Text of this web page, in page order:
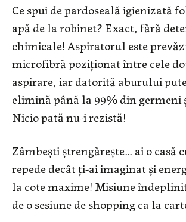
Ce spui de pardoseală igienizată
apă de la robinet? Exact, fără
chimicale! Aspiratorul este
microfibră poziționat între cele
aspirare, iar datorită aburului
elimină până la 99% din germeni
Nicio pată nu-i rezistă!
Zâmbești ștrengărește… ai o casă
repede decât ți-ai imaginat și
la cote maxime! Misiune
de o sesiune de shopping ca la